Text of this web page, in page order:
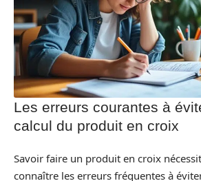
Les erreurs courantes à
calcul du produit en croix
Savoir faire un produit en croix
connaître les erreurs fréquentes à